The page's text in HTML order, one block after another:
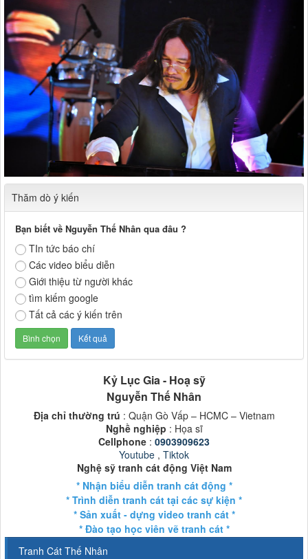
Thăm dò ý kiến
Bạn biết về Nguyễn Thế Nhân qua đâu ?
TIn tức báo chí
Các video biểu diễn
Giới thiệu từ người khác
tìm kiếm google
Tất cả các ý kiến trên
Kỷ Lục Gia - Hoạ sỹ
Nguyễn Thế Nhân
Địa chỉ thường trú : Quận Gò Vấp – HCMC – Vietnam
Nghề nghiệp : Họa sĩ
Cellphone : 0903909623
Youtube , Tiktok
Nghệ sỹ tranh cát động Việt Nam
* Nhận biểu diễn tranh cát động *
* Trình diễn tranh cát tại các sự kiện *
* Sản xuất - dựng video tranh cát *
* Đào tạo học viên vẽ tranh cát *
Tranh Cát Thế Nhân